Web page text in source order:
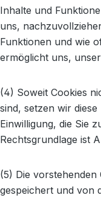
Inhalte und
uns,
Funktionen und wie
ermöglicht uns,
(4) Soweit Cookies
sind, setzen wir
Einwilligung, die Sie
Rechtsgrundlage ist
(5) Die
gespeichert und von